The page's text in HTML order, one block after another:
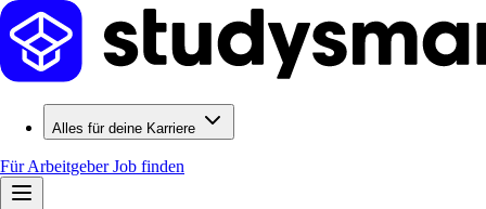
Alles für deine Karriere
Für ArbeitgeberJob finden